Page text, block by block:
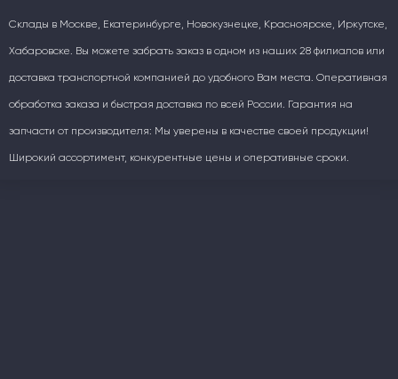
Склады в Москве, Екатеринбурге, Новокузнецке, Красноярске, Иркутске,
Хабаровске. Вы можете забрать заказ в одном из наших 28 филиалов или
доставка транспортной компанией до удобного Вам места. Оперативная
обработка заказа и быстрая доставка по всей России. Гарантия на
запчасти от производителя: Мы уверены в качестве своей продукции!
Широкий ассортимент, конкурентные цены и оперативные сроки.